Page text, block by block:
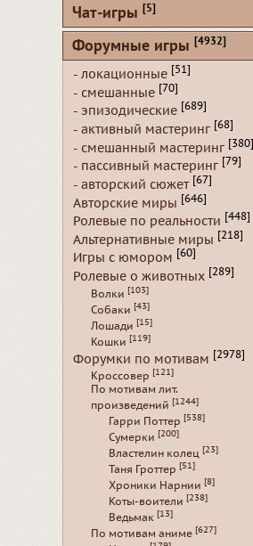
Чат-игры [5]
Форумные игры [4932]
- локационные [51]
- смешанные [70]
- эпизодические [689]
- активный мастеринг [68]
- смешанный мастеринг [380]
- пассивный мастеринг [79]
- авторский сюжет [67]
Авторские миры [646]
Ролевые по реальности [448]
Альтернативные миры [218]
Игры с юмором [60]
Ролевые о животных [289]
Волки [103]
Собаки [43]
Лошади [15]
Кошки [119]
Форумки по мотивам [2978]
Кроссовер [121]
По мотивам лит.
произведений [1244]
Гарри Поттер [538]
Сумерки [200]
Властелин колец [23]
Таня Гроттер [51]
Хроники Нарнии [8]
Коты-воители [238]
Ведьмак [13]
По мотивам аниме [627]